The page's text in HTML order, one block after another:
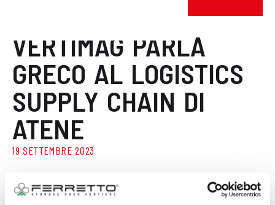
VERTIMAG PARLA
GRECO AL LOGISTICS
SUPPLY CHAIN DI
ATENE
19 SETTEMBRE 2023
Vertimag.